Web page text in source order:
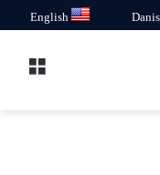
English